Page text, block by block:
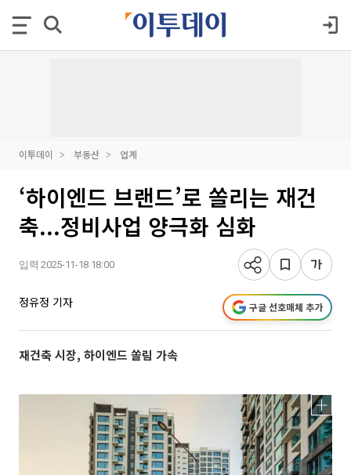
이투데이 부동산 업계
‘하이엔드 브랜드’로 쏠리는 재건
축...정비사업 양극화 심화
입력 2025-11-18 18:00
정유정 기자 구글 선호매체 추가
재건축 시장, 하이엔드 쏠림 가속